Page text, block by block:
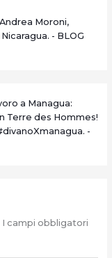
Moroni,
- BLOG
a Managua:
Terre des Hommes!
-
I campi obbligatori